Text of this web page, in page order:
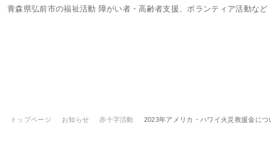
青森県弘前市の福祉活動 障がい者・高齢者支援、ボランティア活動など
トップページ お知らせ 赤十字活動 2023年アメリカ・ハワイ火災救援金につ